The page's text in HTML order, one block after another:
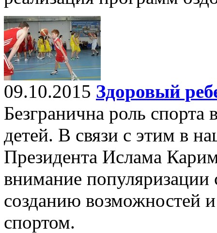
09.10.2015 Здоровый
Безгранична роль спорта
детей. В связи с этим в
Президента Ислама
внимание
созданию возможностей
спортом.